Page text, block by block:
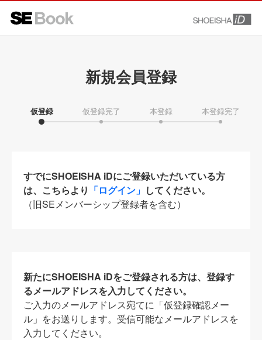
新規会員登録
仮登録 仮登録完了 本登録 本登録完了
すでにSHOEISHA iDにご登録いただいている方
は、こちらより 「ログイン」 してください。
（旧SEメンバーシップ登録者を含む）
新たにSHOEISHA iDをご登録される方は、登録す
るメールアドレスを入力してください。
ご入力のメールアドレス宛てに「仮登録確認メー
ル」をお送りします。受信可能なメールアドレスを
入力してください。